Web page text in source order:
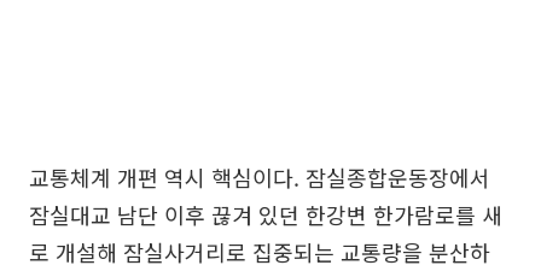
교통체계 개편 역시 핵심이다. 잠실종합운동장에서
잠실대교 남단 이후 끊겨 있던 한강변 한가람로를 새
로 개설해 잠실사거리로 집중되는 교통량을 분산하